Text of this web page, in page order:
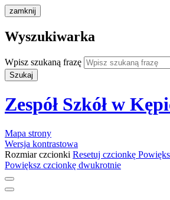
zamknij
Wyszukiwarka
Wpisz szukaną frazę
Szukaj
Zespół Szkół w
Mapa strony
Wersja kontrastowa
Rozmiar czcionki Resetuj czcionkę
Powiększ czcionkę dwukrotnie